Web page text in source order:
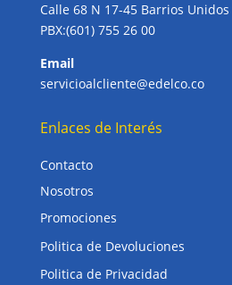
Calle 68 N 17-45 Barrios Unidos
PBX:(601) 755 26 00
Email
servicioalcliente@edelco.co
Enlaces de Interés
Contacto
Nosotros
Promociones
Politica de Devoluciones
Politica de Privacidad